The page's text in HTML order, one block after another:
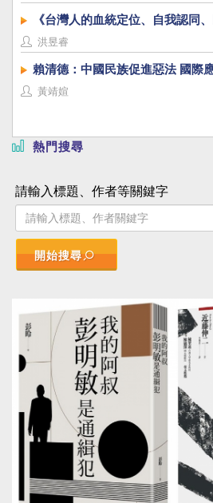
《台灣人的血統定位、自我認同
識，建立台灣國族認同
洪昱睿
賴清德：中國民族促進惡法 國際
黃靖媗
熱門搜尋
請輸入標題、作者等關鍵字
開始搜尋